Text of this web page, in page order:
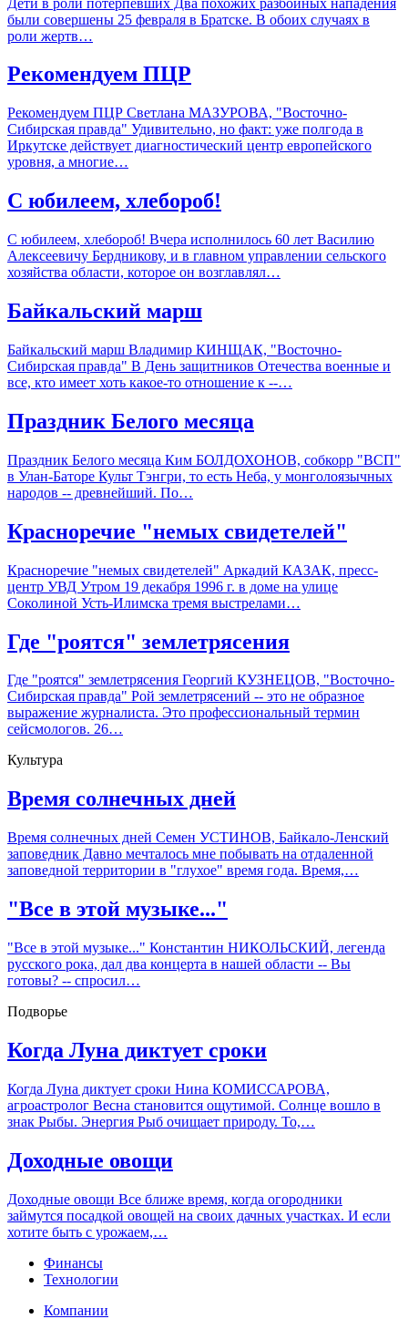
были совершены 25 февраля в Братске. В обоих случаях в
роли жертв…
Рекомендуем ПЦР
Рекомендуем ПЦР Светлана МАЗУРОВА, "Восточно-
Сибирская правда" Удивительно, но факт: уже полгода в
Иркутске действует диагностический центр европейского
уровня, а многие…
С юбилеем, хлебороб!
С юбилеем, хлебороб! Вчера исполнилось 60 лет Василию
Алексеевичу Бердникову, и в главном управлении сельского
хозяйства области, которое он возглавлял…
Байкальский марш
Байкальский марш Владимир КИНЩАК, "Восточно-
Сибирская правда" В День защитников Отечества военные и
все, кто имеет хоть какое-то отношение к --…
Праздник Белого месяца
Праздник Белого месяца Ким БОЛДОХОНОВ, собкорр "ВСП"
в Улан-Баторе Культ Тэнгри, то есть Неба, у монголоязычных
народов -- древнейший. По…
Красноречие "немых свидетелей"
Красноречие "немых свидетелей" Аркадий КАЗАК, пресс-
центр УВД Утром 19 декабря 1996 г. в доме на улице
Соколиной Усть-Илимска тремя выстрелами…
Где "роятся" землетрясения
Где "роятся" землетрясения Георгий КУЗНЕЦОВ, "Восточно-
Сибирская правда" Рой землетрясений -- это не образное
выражение журналиста. Это профессиональный термин
сейсмологов. 26…
Культура
Время солнечных дней
Время солнечных дней Семен УСТИНОВ, Байкало-Ленский
заповедник Давно мечталось мне побывать на отдаленной
заповедной территории в "глухое" время года. Время,…
"Все в этой музыке..."
"Все в этой музыке..." Константин НИКОЛЬСКИЙ, легенда
русского рока, дал два концерта в нашей области -- Вы
готовы? -- спросил…
Подворье
Когда Луна диктует сроки
Когда Луна диктует сроки Нина КОМИССАРОВА,
агроастролог Весна становится ощутимой. Солнце вошло в
знак Рыбы. Энергия Рыб очищает природу. То,…
Доходные овощи
Доходные овощи Все ближе время, когда огородники
займутся посадкой овощей на своих дачных участках. И если
хотите быть с урожаем,…
Финансы
Технологии
Компании